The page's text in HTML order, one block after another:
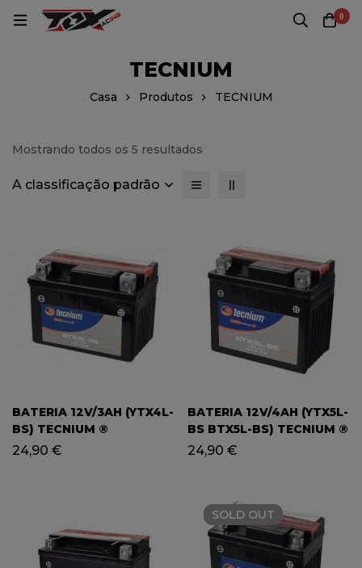
0
TECNIUM
Casa Produtos TECNIUM
Mostrando todos os 5 resultados
A classificação padrão
BATERIA 12V/3AH (YTX4L-
BS) TECNIUM ®
24,90 €
BATERIA 12V/4AH (YTX5L-
BS BTX5L-BS) TECNIUM ®
24,90 €
SOLD OUT